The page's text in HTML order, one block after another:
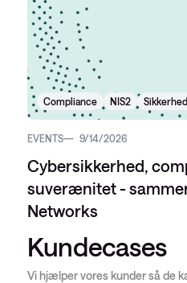
Compliance NIS2 Sikkerhed
EVENTS 9/14/2026
Cybersikkerhed,
suverænitet -
Networks
Kundecases
Vi hjælper vores kunder så de